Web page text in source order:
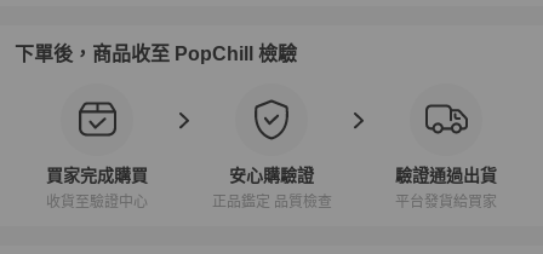
下單後，商品收至 PopChill 檢驗
買家完成購買
收貨至驗證中心
安心購驗證
正品鑑定 品質檢查
驗證通過出貨
平台發貨給買家